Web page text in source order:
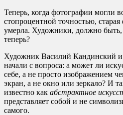
Теперь, когда фотографии могли
стопроцентной точностью,
умерла. Художники, должно быть,
теперь?
Художник Василий Кандинский и
начали с вопроса: а может ли
себе, а не просто изображением
экран, а не окно или зеркало? И
известно как абстрактное
представляет собой и не
самого.